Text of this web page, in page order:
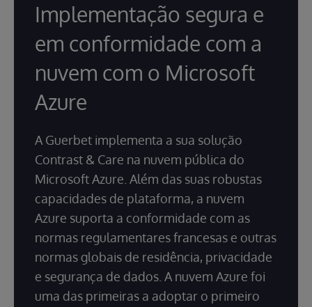
Implementação segura e
em conformidade com a
nuvem com o Microsoft
Azure
A Guerbet implementa a sua solução
Contrast & Care na nuvem pública do
Microsoft Azure. Além das suas robustas
capacidades de plataforma, a nuvem
Azure suporta a conformidade com as
normas regulamentares francesas e outras
normas globais de residência, privacidade
e segurança de dados. A nuvem Azure foi
uma das primeiras a adoptar o primeiro